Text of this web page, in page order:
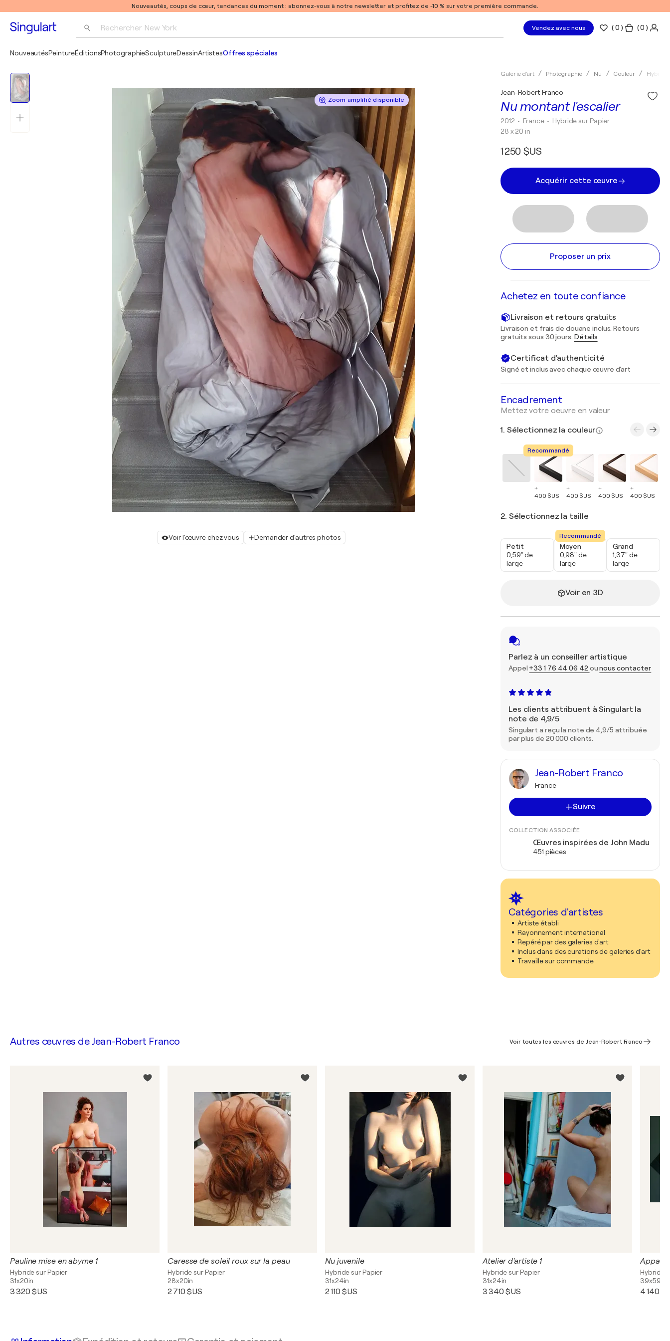
Nouveautés, coups de cœur, tendances du moment : abonnez-vous à notre newsletter et profitez de -10 % sur votre première commande.
Rechercher New York
Pablo Picasso
Vendez avec nous (0 ) ( 0 )
NouveautésPeintureÉditionsPhotographieSculptureDessinArtistesOffres spéciales
Zoom amplifié disponible
Voir l'œuvre chez vous Demander d'autres photos
Galerie d'art Photographie Nu Couleur Hybride
Nu montant l'escalier
Jean-Robert Franco
2012 • France • Hybride sur Papier
28 x 20 in
1 250 $US
Acquérir cette œuvre
Proposer un prix
Achetez en toute confiance
Livraison et retours gratuits
Livraison et frais de douane inclus. Retours
gratuits sous 30 jours. Détails
Certificat d'authenticité
Signé et inclus avec chaque œuvre d'art
Encadrement
Mettez votre oeuvre en valeur
1. Sélectionnez la couleur
Recommandé
+
400 $US
+
400 $US
+
400 $US
+
400 $US
2. Sélectionnez la taille
Petit
0,59" de
large
Recommandé
Moyen
0,98" de
large
Grand
1,37" de
large
Voir en 3D
Parlez à un conseiller artistique
Appel +33 1 76 44 06 42 ounous contacter
Les clients attribuent à Singulart la
note de 4,9/5
Singulart a reçu la note de 4,9/5 attribuée
par plus de 20 000 clients.
Jean-Robert Franco
France
Suivre
COLLECTION ASSOCIÉE
Œuvres inspirées de John Madu
451 pièces
Catégories d'artistes
Artiste établi
Rayonnement international
Repéré par des galeries d'art
Inclus dans des curations de galeries d'art
Travaille sur commande
Autres œuvres de Jean-Robert Franco Voir toutes les œuvres de Jean-Robert Franco
Pauline mise en abyme 1
Hybride sur Papier
31x20in
3 320 $US
Caresse de soleil roux sur la peau
Hybride sur Papier
28x20in
2 710 $US
Nu juvenile
Hybride sur Papier
31x24in
2 110 $US
Atelier d'artiste 1
Hybride sur Papier
31x24in
3 340 $US
Hybride
39x59in
4 140